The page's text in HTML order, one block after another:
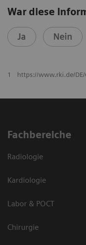
War diese
Ja Nein
1 https://www.rki.de/
Fachbereiche
Radiologie
Kardiologie
Labor & POCT
Chirurgie